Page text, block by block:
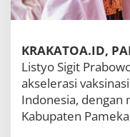
a
s
i
n
a
s
i
,
KRAKATOA.ID,
Listyo Sigit
akselerasi
Indonesia, dengan
Kabupaten